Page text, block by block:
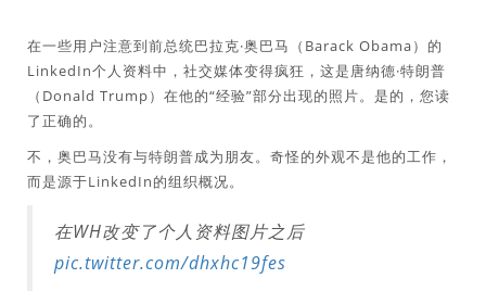
在一些用户注意到前总统巴拉克·奥巴马（Barack Obama）的
LinkedIn个人资料中，社交媒体变得疯狂，这是唐纳德·特朗普
（Donald Trump）在他的“经验”部分出现的照片。是的，您读
了正确的。
不，奥巴马没有与特朗普成为朋友。奇怪的外观不是他的工作，
而是源于LinkedIn的组织概况。
在WH改变了个人资料图片之后
pic.twitter.com/dhxhc19fes